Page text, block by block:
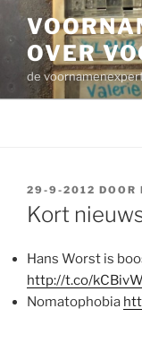
inhoud
OVER
de
GEPLAATST
OP
29-9-2012 DOOR
Kort
Hans Worst is
http://t.co/
Nomatophobia